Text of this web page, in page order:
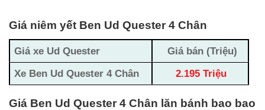
Giá niêm yết Ben Ud Quester 4 Chân
Giá xe Ud Quester
Giá bán (Triệu)
Xe Ben Ud Quester 4 Chân
2.195 Triệu
Giá Ben Ud Quester 4 Chân lăn bánh bao bao